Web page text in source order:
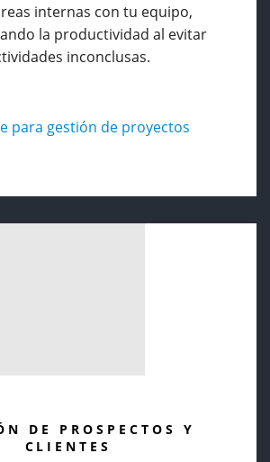
internas con tu equipo,
la productividad al evitar
inconclusas.
para gestión de proyectos
DE PROSPECTOS Y
CLIENTES